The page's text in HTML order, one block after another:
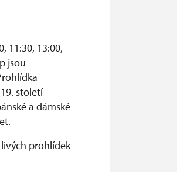
objektu,
11:30, 13:00,
jsou
století
a dámské
prohlídek